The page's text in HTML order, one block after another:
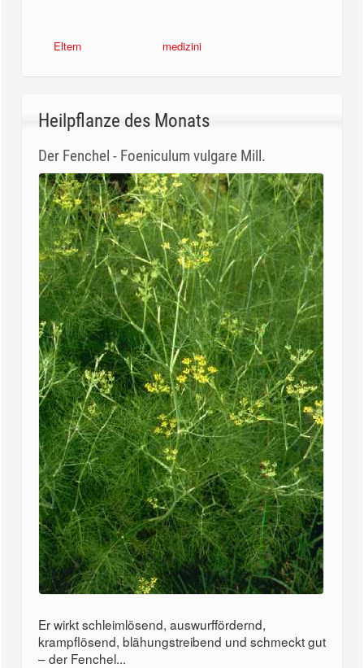
Eltern medizini
Heilpflanze des Monats
Der Fenchel - Foeniculum vulgare Mill.
Er wirkt schleimlösend, auswurffördernd,
krampflösend, blähungstreibend und schmeckt gut
– der Fenchel...